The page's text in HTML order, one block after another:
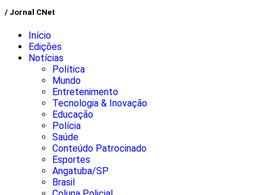
/ Jornal CNet
Início
Edições
Notícias
Política
Mundo
Entretenimento
Tecnologia & Inovação
Educação
Polícia
Saúde
Conteúdo Patrocinado
Esportes
Angatuba/SP
Brasil